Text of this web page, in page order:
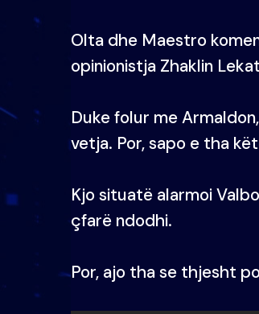
Olta dhe Maestro
opinionistja Zhaklin
Duke folur me
vetja. Por, sapo e tha
Kjo situatë alarmoi
çfarë ndodhi.
Por, ajo tha se thjesht